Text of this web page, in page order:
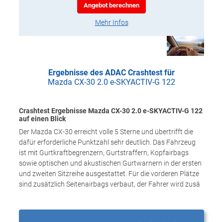
Angebot berechnen
Mehr Infos
Ergebnisse des ADAC Crashtest für
Mazda CX-30 2.0 e-SKYACTIV-G 122
Crashtest Ergebnisse Mazda CX-30 2.0 e-SKYACTIV-G 122
auf einen Blick
Der Mazda CX-30 erreicht volle 5 Sterne und übertrifft die
dafür erforderliche Punktzahl sehr deutlich. Das Fahrzeug
ist mit Gurtkraftbegrenzern, Gurtstraffern, Kopfairbags
sowie optischen und akustischen Gurtwarnern in der ersten
und zweiten Sitzreihe ausgestattet. Für die vorderen Plätze
sind zusätzlich Seitenairbags verbaut, der Fahrer wird zusä